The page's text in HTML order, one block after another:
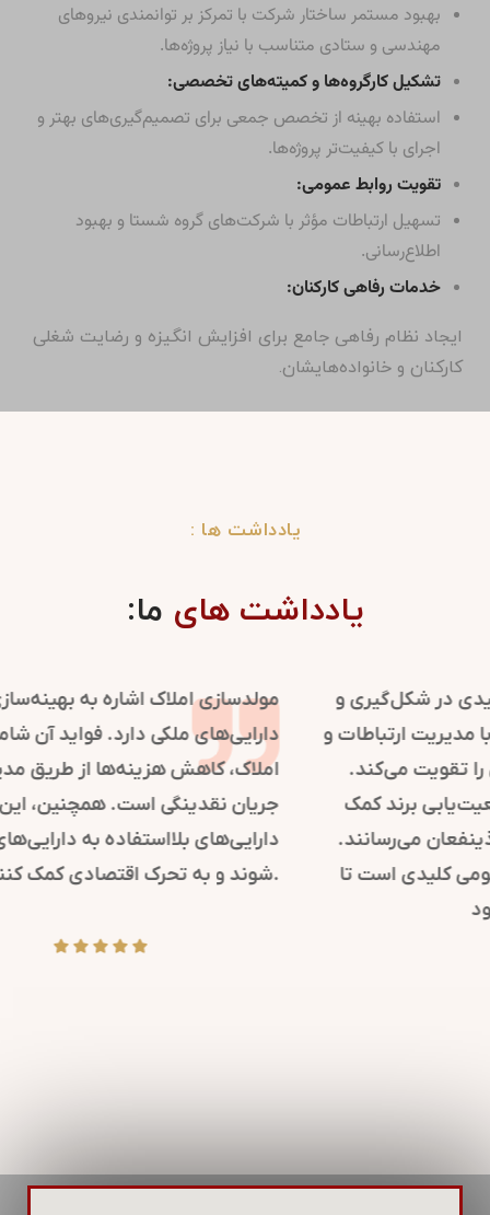
بهبود مستمر ساختار شرکت با تمرکز بر توانمندی نیروهای
مهندسی و ستادی متناسب با نیاز پروژه‌ها.
تشکیل کارگروه‌ها و کمیته‌های تخصصی:
استفاده بهینه از تخصص جمعی برای تصمیم‌گیری‌های بهتر و
اجرای با کیفیت‌تر پروژه‌ها.
تقویت روابط عمومی:
تسهیل ارتباطات مؤثر با شرکت‌های گروه شستا و بهبود
اطلاع‌رسانی.
خدمات رفاهی کارکنان:
ایجاد نظام رفاهی جامع برای افزایش انگیزه و رضایت شغلی
کارکنان و خانواده‌هایشان.
یادداشت ها :
یادداشت های ما:
روابط عمومی در سازمان‌ها نقش کلیدی در شکل‌گیری و
حفظ تصویر مثبت دارد. این فرایند با مدیریت ارتباطات و
اطلاع‌رسانی، اعتماد و شهرت سازمان را تقویت می‌کند.
استراتژی‌های روابط عمومی به موقعیت‌یابی برند کمک
کرده و پیام‌های مهم سازمانی را به ذینفعان می‌رسانند.
همچنین، در مواقع بحران، روابط عمومی کلیدی است تا
پیام‌های شفاف و دقیقی منتشر شود.